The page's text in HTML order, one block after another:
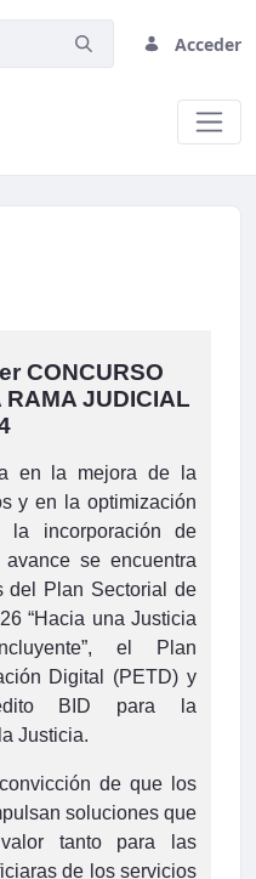
Acceder
CONCURSO
RAMA JUDICIAL
en la mejora de la
y en la optimización
la incorporación de
se encuentra
del Plan Sectorial de
“Hacia una Justicia
el Plan
Digital (PETD) y
BID para la
Justicia.
de que los
soluciones que
tanto para las
de los servicios